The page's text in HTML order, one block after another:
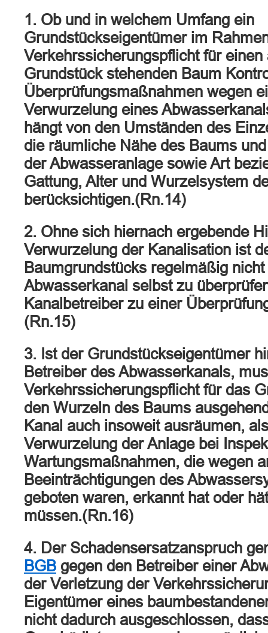
1. Ob und in welchem Umfang ein
Grundstückseigentümer im
Verkehrssicherungspflicht für einen
Grundstück stehenden Baum
Überprüfungsmaßnahmen wegen
Verwurzelung eines
hängt von den Umständen des
die räumliche Nähe des Baums
der Abwasseranlage sowie Art
Gattung, Alter und Wurzelsystem
berücksichtigen.(Rn.14)
2. Ohne sich hiernach ergebende
Verwurzelung der Kanalisation ist
Baumgrundstücks regelmäßig
Abwasserkanal selbst zu
Kanalbetreiber zu einer
(Rn.15)
3. Ist der Grundstückseigentümer
Betreiber des Abwasserkanals,
Verkehrssicherungspflicht für das
den Wurzeln des Baums
Kanal auch insoweit ausräumen,
Verwurzelung der Anlage bei
Wartungsmaßnahmen, die wegen
Beeinträchtigungen des
geboten waren, erkannt hat oder
müssen.(Rn.16)
4. Der Schadensersatzanspruch
BGB gegen den Betreiber einer
der Verletzung der
Eigentümer eines
nicht dadurch ausgeschlossen,